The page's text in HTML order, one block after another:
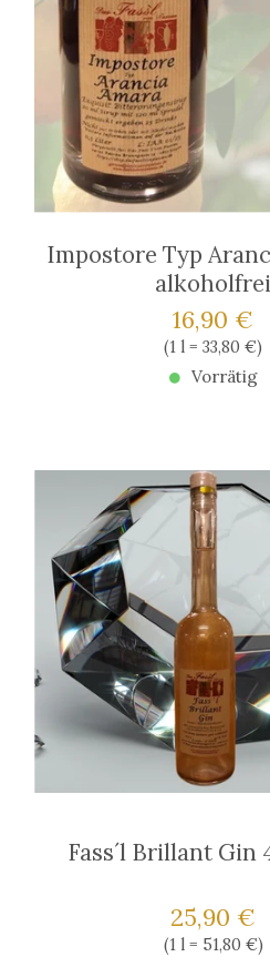
Impostore Typ
alkoholfrei
16,90 €
Preis pro (1 l =
(1 l = 33,80 €)
Vorrätig
Fass´l Brillant Gin
25,90 €
Preis pro (1 l
(1 l = 51,80 €)